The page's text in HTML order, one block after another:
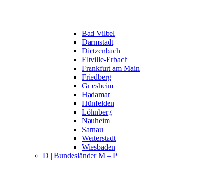
Bad Vilbel
Darmstadt
Dietzenbach
Eltville-Erbach
Frankfurt am Main
Friedberg
Griesheim
Hadamar
Hünfelden
Löhnberg
Nauheim
Sarnau
Weiterstadt
Wiesbaden
D | Bundesländer M – P